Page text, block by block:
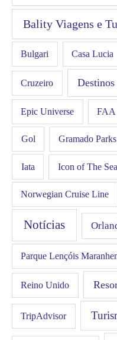
Bality Viagens e
Bulgari Casa Lucia
Cruzeiro Destinos
Epic Universe FAA
Gol Gramado Parks
Iata Icon of The
Norwegian Cruise Line
Notícias
Parque Lençóis
Reino Unido
TripAdvisor